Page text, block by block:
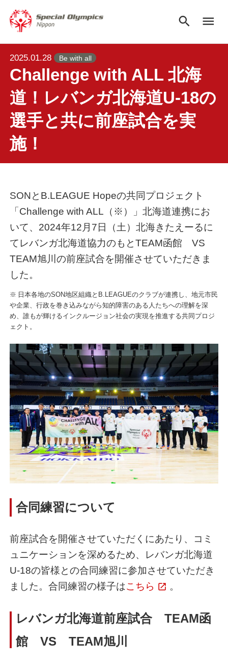
search menu
2025.01.28 Be with all
Challenge with ALL 北海
道！レバンガ北海道U-18の
選手と共に前座試合を実
施！
SONとB.LEAGUE Hopeの共同プロジェクト
「Challenge with ALL（※）」北海道連携にお
いて、2024年12月7日（土）北海きたえーるに
てレバンガ北海道協力のもとTEAM函館 VS
TEAM旭川の前座試合を開催させていただきま
した。
※ 日本各地のSON地区組織とB.LEAGUEのクラブが連携し、地元市民
や企業、行政を巻き込みながら知的障害のある人たちへの理解を深
め、誰もが輝けるインクルージョン社会の実現を推進する共同プロジ
ェクト。
合同練習について
前座試合を開催させていただくにあたり、コミ
ュニケーションを深めるため、レバンガ北海道
U-18の皆様との合同練習に参加させていただき
ました。合同練習の様子はこちら 。
レバンガ北海道前座試合 TEAM函
館 VS TEAM旭川